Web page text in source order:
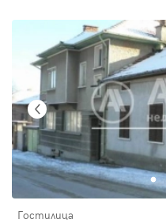
Гостилица